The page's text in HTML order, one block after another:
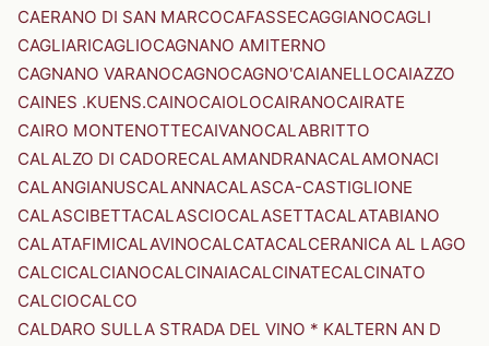
CAERANO DI SAN MARCOCAFASSECAGGIANOCAGLI
CAGLIARICAGLIOCAGNANO AMITERNO
CAGNANO VARANOCAGNOCAGNO'CAIANELLOCAIAZZO
CAINES .KUENS.CAINOCAIOLOCAIRANOCAIRATE
CAIRO MONTENOTTECAIVANOCALABRITTO
CALALZO DI CADORECALAMANDRANACALAMONACI
CALANGIANUSCALANNACALASCA-CASTIGLIONE
CALASCIBETTACALASCIOCALASETTACALATABIANO
CALATAFIMICALAVINOCALCATACALCERANICA AL LAGO
CALCICALCIANOCALCINAIACALCINATECALCINATO
CALCIOCALCO
CALDARO SULLA STRADA DEL VINO * KALTERN AN D